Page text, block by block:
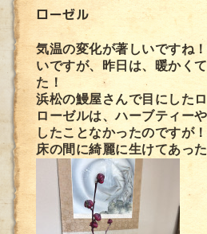
ローゼル
気温の変化が著しいですね
いですが、昨日は、暖かく
た！
浜松の鰻屋さんで目にした
ローゼルは、ハーブティー
したことなかったのですが！
床の間に綺麗に生けてあっ